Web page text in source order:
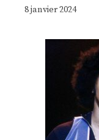
8 janvier 2024